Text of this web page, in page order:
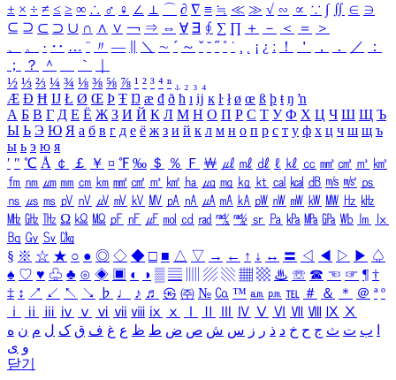
± × ÷ ≠ ≤ ≥ ∞ ∴ ♂ ♀ ∠ ⊥ ⌒ ∂ ∇ ≡ ≒ ≪ ≫ √ ∽ ∝ ∵ ∫ ∬ ∈ ∋
⊆ ⊇ ⊂ ⊃ ∪ ∩ ∧ ∨ ￢ ⇒ ⇔ ∀ ∃ ∮ ∑ ∏ ＋ － ＜ ＝
＞
、
。 · ‥ … ¨ 〃 ― ＼ ∼ ´ ～ ˇ ˘ ˝ ˚ ˙ ¸ ¡ ¿ ː ！ ＇ ， ． ／
：
；
？ ＾ ｀
½ ⅓ ⅔ ¼ ¾ ⅛ ⅜ ⅝ ⅞ ¹ ² ³ ⁴ ⁿ ₁ ₂ ₃ ₄
Æ Ð Ħ Ĳ Ł Ø Œ Þ Ŧ Ŋ æ đ ð ħ ı ĳ ĸ ŀ ł ø œ ß þ ŧ ŋ ŉ
А Б В Г Д Е Ё Ж З И Й К Л М Н О П Р С Т У Ф Х Ц Ч Ш Щ Ъ
Ы Ь Э Ю Я а б в г д е ё ж з и й к л м н о п р с т у ф х ц ч ш щ ъ
ы ь э ю я
′ ″ ℃ Å ￠ ￡ ￥ ¤ ℉ ‰ ＄ ％ Ｆ ￦ ㎕ ㎖ ㎗ ℓ ㎘ ㏄ ㎣ ㎤ ㎥ ㎦
㎙ ㎚ ㎛ ㎜ ㎝ ㎞ ㎟ ㎠ ㎡ ㎢ ㏊ ㎍ ㎎ ㎏ ㏏ ㎈ ㎉ ㏈ ㎧ ㎨ ㎰
㎱ ㎲ ㎳ ㎴ ㎵ ㎶ ㎷ ㎸ ㎹ ㎀ ㎁ ㎂ ㎃ ㎄ ㎺ ㎻ ㎽ ㎾ ㎿ ㎐ ㎑
㎒ ㎓ ㎔ Ω ㏀ ㏁ ㎊ ㎋ ㎌ ㏖ ㏅ ㎭ ㎮ ㎯ ㏛ ㎩ ㎪ ㎫ ㎬ ㏝ ㏐
㏓
㏃ ㏉ ㏜ ㏆
§ ※ ☆ ★ ○ ● ◎ ◇ ◆ □ ■ △ ▽ → ← ↑ ↓ ↔ 〓 ◁ ◀ ▷ ▶ ♤
♠ ♡ ♥ ♧ ♣ ⊙ ◈ ▣ ◐ ◑ ▒ ▤ ▨ ▧ ▦ ▩ ♨ ☏ ☎ ☜ ☞ ¶ †
‡ ↕ ↗ ↙ ↖ ↘ ♭ ♩ ♪ ♬ ㉿ ㈜ № ㏇ ™ ㏂ ㏘ ℡ ＃ ＆ ＊ ＠ ª º
ⅰ
ⅱ ⅲ ⅳ ⅴ ⅵ ⅶ ⅷ ⅸ ⅹ Ⅳ Ⅴ Ⅵ Ⅶ Ⅷ Ⅸ Ⅹ
ب ت ث ج ح خ د ذ ر ز س ش ص ض ط ظ ع غ ف ق ک ل م ن ه
و ی
닫기